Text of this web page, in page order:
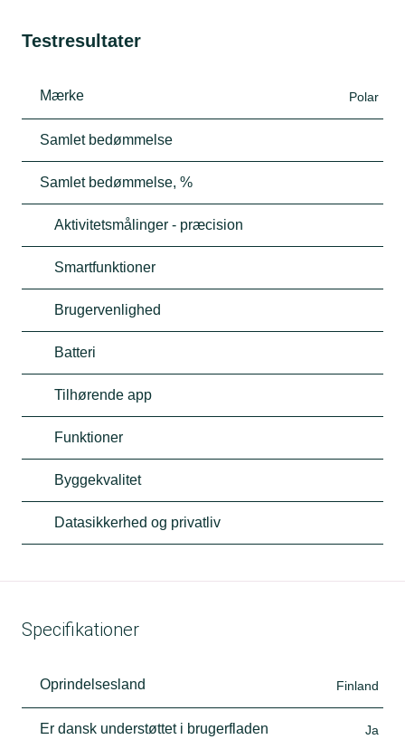
Testresultater
Mærke Polar
Samlet bedømmelse
Samlet bedømmelse, %
Aktivitetsmålinger - præcision
Smartfunktioner
Brugervenlighed
Batteri
Tilhørende app
Funktioner
Byggekvalitet
Datasikkerhed og privatliv
Specifikationer
Oprindelsesland Finland
Er dansk understøttet i brugerfladen Ja